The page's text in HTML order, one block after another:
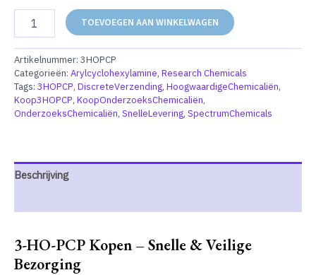
Poeder
aantal
TOEVOEGEN AAN WINKELWAGEN
Artikelnummer: 3HOPCP
Categorieën: Arylcyclohexylamine, Research Chemicals
Tags: 3HOPCP, DiscreteVerzending, HoogwaardigeChemicaliën,
Koop3HOPCP, KoopOnderzoeksChemicaliën,
OnderzoeksChemicaliën, SnelleLevering, SpectrumChemicals
Beschrijving
3-HO-PCP Kopen – Snelle & Veilige
Bezorging